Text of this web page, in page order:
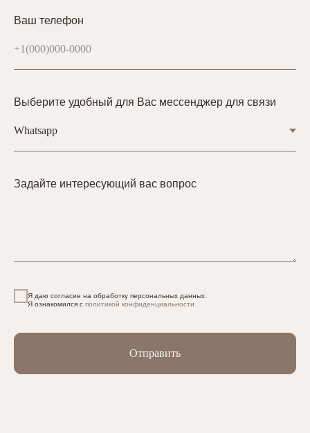
Ваш телефон
Выберите удобный для Вас мессенджер для связи
Задайте интересующий вас вопрос
Я даю согласие на обработку персональных данных.
Я ознакомился с политикой конфиденциальности.
Отправить